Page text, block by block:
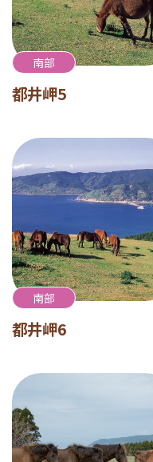
南部
都井岬5
南部
都井岬6